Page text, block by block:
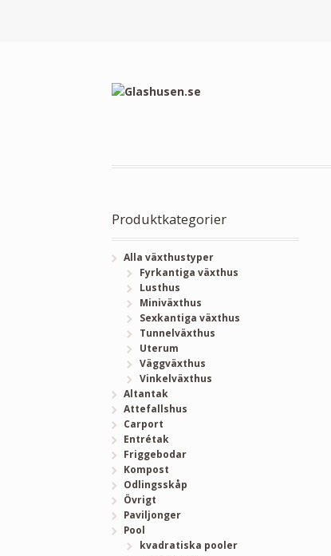
Produktkategorier
Alla växthustyper
Fyrkantiga växthus
Lusthus
Miniväxthus
Sexkantiga växthus
Tunnelväxthus
Uterum
Väggväxthus
Vinkelväxthus
Altantak
Attefallshus
Carport
Entrétak
Friggebodar
Kompost
Odlingsskåp
Övrigt
Paviljonger
Pool
kvadratiska pooler